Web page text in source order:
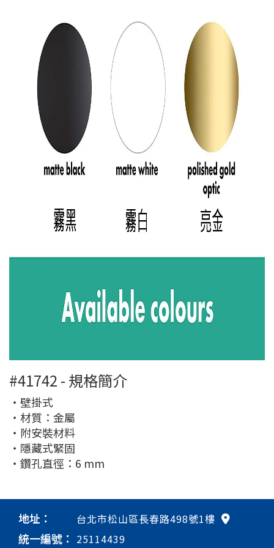
#41742 - 規格簡介
・壁掛式
・材質：金屬
・附安裝材料
・隱藏式緊固
・鑽孔直徑：6 mm
地址： 台北市松山區長春路498號1樓
統一編號： 25114439